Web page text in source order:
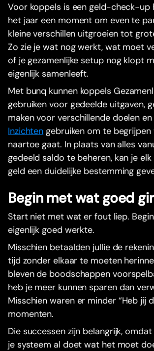
Voor koppels is een geld-check-up
het jaar een moment om even te
kleine verschillen uitgroeien tot
Zo zie je wat nog werkt, wat moet
of je gezamenlijke setup nog klopt
eigenlijk samenleeft.
Met bunq kunnen koppels
gebruiken voor gedeelde uitgaven,
maken voor verschillende doelen en
Inzichten gebruiken om te begrijpen
naartoe gaat. In plaats van alles
gedeeld saldo te beheren, kan je
geld een duidelijke bestemming
Begin met wat goed
Start niet met wat er fout liep.
eigenlijk goed werkte.
Misschien betaalden jullie de
tijd zonder elkaar te moeten
bleven de boodschappen
heb je meer kunnen sparen dan
Misschien waren er minder “Heb jij
momenten.
Die successen zijn belangrijk,
je systeem al doet wat het moet